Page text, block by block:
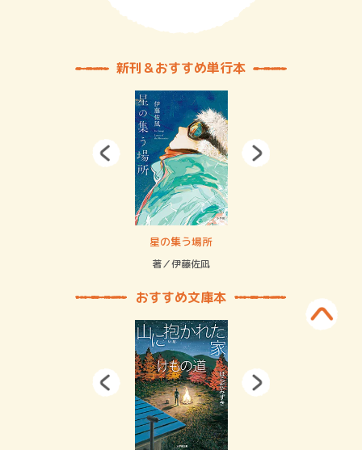
新刊＆おすすめ単行本
星の集う場所
著／伊藤佐凪
おすすめ文庫本